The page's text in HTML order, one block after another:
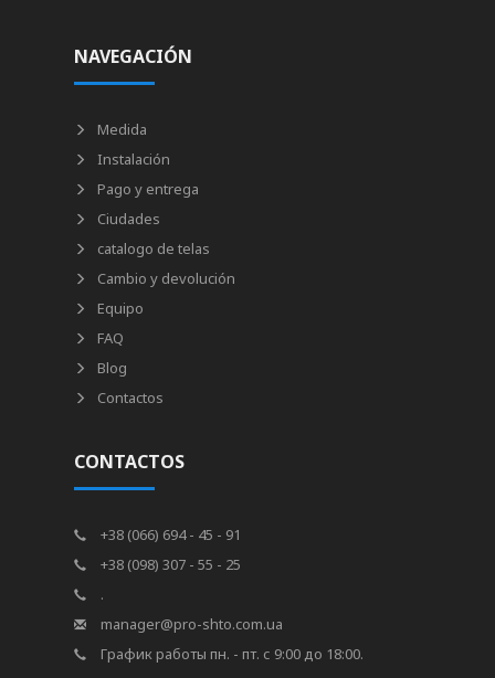
NAVEGACIÓN
Medida
Instalación
Pago y entrega
Ciudades
catalogo de telas
Cambio y devolución
Equipo
FAQ
Blog
Contactos
CONTACTOS
+38 (066) 694 - 45 - 91
+38 (098) 307 - 55 - 25
.
manager@pro-shto.com.ua
График работы пн. - пт. с 9:00 до 18:00.